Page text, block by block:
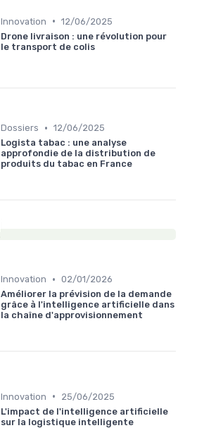
Innovation • 12/06/2025
Drone livraison : une révolution pour
le transport de colis
Dossiers • 12/06/2025
Logista tabac : une analyse
approfondie de la distribution de
produits du tabac en France
Innovation • 02/01/2026
Améliorer la prévision de la demande
grâce à l'intelligence artificielle dans
la chaîne d'approvisionnement
Innovation •
25/06/2025
L'impact de l'intelligence artificielle
sur la logistique intelligente